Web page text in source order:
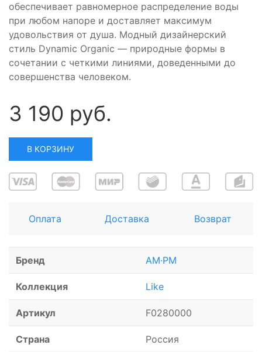
обеспечивает равномерное распределение воды
при любом напоре и доставляет максимум
удовольствия от душа. Модный дизайнерский
стиль Dynamic Organic — природные формы в
сочетании с четкими линиями, доведенными до
совершенства человеком.
3 190 руб.
В КОРЗИНУ
Оплата Доставка Возврат
Бренд AM·PM
Коллекция Like
Артикул F0280000
Страна Россия